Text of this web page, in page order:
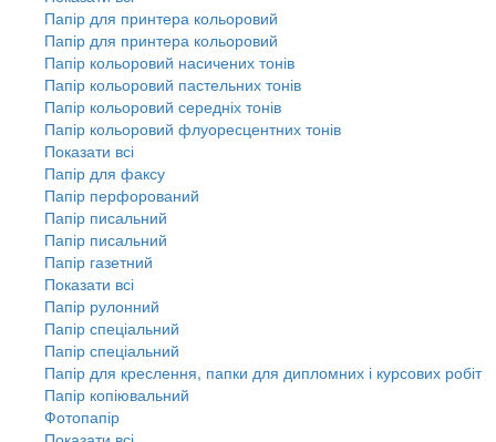
Папір для принтера кольоровий
Папір для принтера кольоровий
Папір кольоровий насичених тонів
Папір кольоровий пастельних тонів
Папір кольоровий середніх тонів
Папір кольоровий флуоресцентних тонів
Показати всі
Папір для факсу
Папір перфорований
Папір писальний
Папір писальний
Папір газетний
Показати всі
Папір рулонний
Папір спеціальний
Папір спеціальний
Папір для креслення, папки для дипломних і курсових робіт
Папір копіювальний
Фотопапір